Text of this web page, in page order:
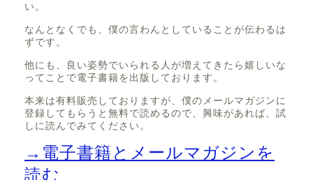
い。
なんとなくでも、僕の言わんとしていることが伝わるは
ずです。
他にも、良い姿勢でいられる人が増えてきたら嬉しいな
ってことで電子書籍を出版しております。
本来は有料販売しておりますが、僕のメールマガジンに
登録してもらうと無料で読めるので、興味があれば、試
しに読んでみてください。
→電子書籍とメールマガジンを
読む